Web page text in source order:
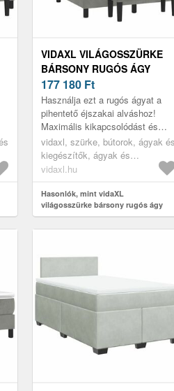
VIDAXL VILÁGOSSZÜRKE
BÁRSONY RUGÓS ÁGY
MATRACCAL 120 X 190 CM
177 180 Ft
Használja ezt a rugós ágyat a
pihentető éjszakai alváshoz!
Maximális kikapcsolódást és
kellemes alvást kínál.
vidaxl, szürke, bútorok, ágyak és
kiegészítők, ágyak és
ágykeretek
vidaxl.hu
Hasonlók, mint vidaXL
világosszürke bársony rugós ágy
matraccal 120 x 190 cm